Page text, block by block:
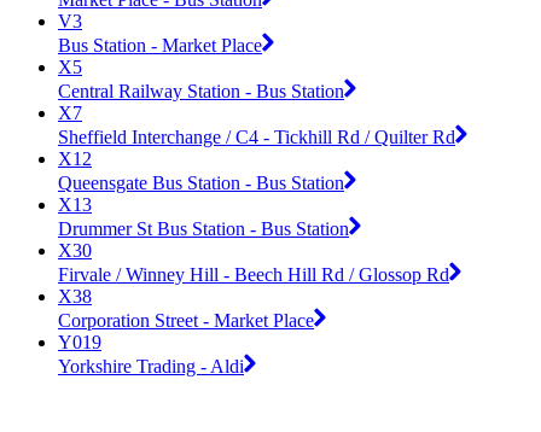
V3
Bus Station - Market Place
X5
Central Railway Station - Bus Station
X7
Sheffield Interchange / C4 - Tickhill Rd / Quilter Rd
X12
Queensgate Bus Station - Bus Station
X13
Drummer St Bus Station - Bus Station
X30
Firvale / Winney Hill - Beech Hill Rd / Glossop Rd
X38
Corporation Street - Market Place
Y019
Yorkshire Trading - Aldi